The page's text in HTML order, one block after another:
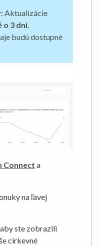
: Aktualizácie
o 3 dni.
budú dostupné
Connect a
na ľavej
aby ste zobrazili
cirkevné